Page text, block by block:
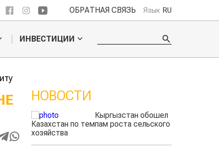
ОБРАТНАЯ СВЯЗЬ Язык RU
ИНВЕСТИЦИИ
НОВОСТИ
Кыргызстан обошел
Казахстан по темпам роста сельского
хозяйства